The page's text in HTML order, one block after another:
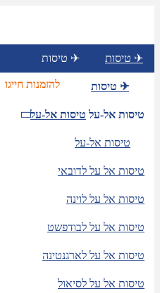
להזמנות חייגו
טיסות ✈ טיסות ✈
טיסות ✈
טיסות אל-על טיסות אל-על
טיסות אל-על
טיסות אל על לדובאי
טיסות אל על לוינה
טיסות אל על לבודפשט
טיסות אל על לארגנטינה
טיסות אל על לסיאול